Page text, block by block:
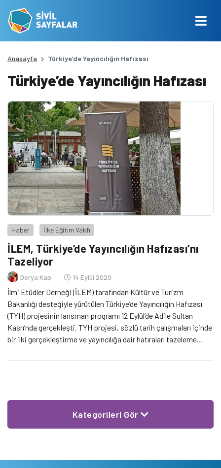
Anasayfa Türkiye’de Yayıncılığın Hafızası
Türkiye’de Yayıncılığın Hafızası
Haber İlke Eğitim Vakfı
İLEM, Türkiye’de Yayıncılığın Hafızası’nı
Tazeliyor
Derya Kap 14 Eylül 2020
İlmi Etüdler Derneği (İLEM) tarafından Kültür ve Turizm
Bakanlığı desteğiyle yürütülen Türkiye’de Yayıncılığın Hafızası
(TYH) projesinin lansman programı 12 Eylül’de Adile Sultan
Kasrı’nda gerçekleşti. TYH projesi, sözlü tarih çalışmaları içinde
bir ilki gerçekleştirme ve yayıncılığa dair hatıraları tazeleme
duayen yayıncı ile sözlü tarih görüşmesinin 30’a tamamlanması
projesini ve 12 Eylül’ün yayıncılık üzerindeki yarattığı tahribatı
Kategorileri Gör